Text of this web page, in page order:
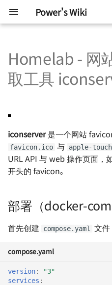
Power's Wiki
初
始
搜
索
引
擎
硬件设计
半导体测试
嵌入式开发
软件开发
机器学习
LIFEHACK
BLOG
部署（docker-compose）
参考与致谢
使用 frp 访问群晖 NAS
使用 RSSHub 搭建 RSS 生成
理器（群晖 Docker）
使用 acme.sh 自动申请域名
证书（群晖 Docker）
使用 Calibre 搭建在线书库
（群晖 Docker）
使用 Watchtower 自动更新
容器（群晖 Docker）
为什么你需要一个知识库
个人知识库的搭建 - 基于
历
Auto-i18n：使用 ChatGPT
的自动多语言翻译工具
小米手机折腾记录
Docusaurus 极简部署指南
使用 Markdown 高效写作
使用 Rclone 同步网盘数据
Windows 常用命令
VS Code 的便携模式
开启 Chrome（Edge）多线
移除 Chrome（Edge） 由组
织管理
转换 HTTPS
用群晖自带反向代理实现
HTTPS 访问
解决 Google 相册导出时间信
息丢失问题
Homelab - 网
取工具
iconserver是一个网站
favicon.ico 与 apple-
URL API 与 web 操作页面，
开头的 favicon。
部署（docker-
首先创建 compose.yaml 文件
compose.yaml
version:
"3"
services :